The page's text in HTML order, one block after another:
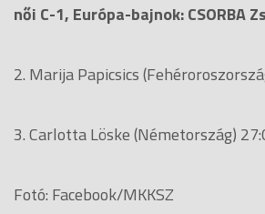
női C-1, Európa-bajnok: CSORBA
2. Marija Papicsics
3. Carlotta Löske (Németország)
Fotó: Facebook/MKKSZ